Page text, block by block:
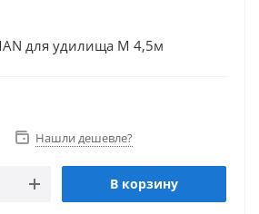
для удилища M 4,5м
Нашли дешевле?
В корзину